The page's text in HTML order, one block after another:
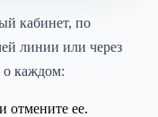
кабинет, по
линии или через
о каждом:
отмените ее.